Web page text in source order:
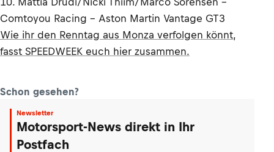
Comtoyou Racing – Aston Martin Vantage GT3
Wie ihr den Renntag aus Monza verfolgen könnt,
fasst SPEEDWEEK euch hier zusammen.
Schon gesehen?
Newsletter
Motorsport-News direkt in Ihr
Postfach